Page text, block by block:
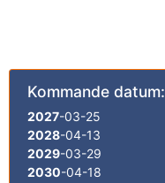
Kommande datum:
2027-03-25
2028-04-13
2029-03-29
2030-04-18